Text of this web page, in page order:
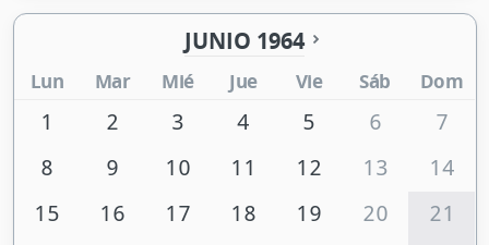
JUNIO 1964
Lun Mar Mié Jue Vie Sáb Dom
1 2 3 4 5 6
7
8
9 10 11 12 13
14
15
16 17 18 19 20
21